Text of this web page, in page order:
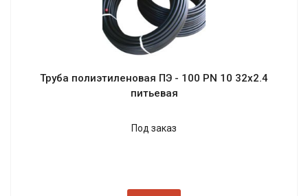
Труба полиэтиленовая ПЭ - 100 PN 10 32х2.4
питьевая
Под заказ